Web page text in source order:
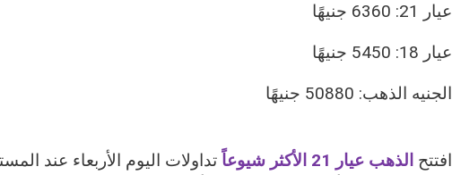
عيار 21: 6360 جنيهًا
عيار 18: 5450 جنيهًا
الجنيه الذهب: 50880 جنيهًا
افتتح الذهب عيار 21 الأكثر شيوعاً